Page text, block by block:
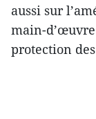
aussi sur
main-
protection